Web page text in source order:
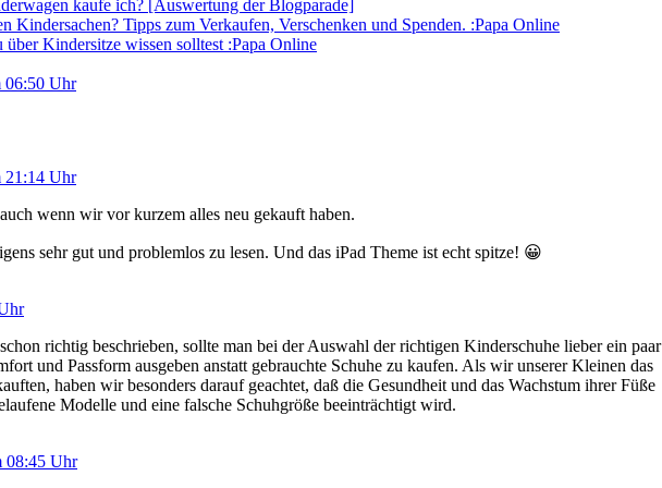
kaufe ich? [Auswertung der Blogparade]
Kindersachen? Tipps zum Verkaufen, Verschenken und Spenden. :Papa Online
über Kindersitze wissen solltest :Papa Online
06:50 Uhr
21:14 Uhr
wenn wir vor kurzem alles neu gekauft haben.
sehr gut und problemlos zu lesen. Und das iPad Theme ist echt spitze! 😀
richtig beschrieben, sollte man bei der Auswahl der richtigen Kinderschuhe lieber ein paar
und Passform ausgeben anstatt gebrauchte Schuhe zu kaufen. Als wir unserer Kleinen das
haben wir besonders darauf geachtet, daß die Gesundheit und das Wachstum ihrer Füße
Modelle und eine falsche Schuhgröße beeinträchtigt wird.
08:45 Uhr